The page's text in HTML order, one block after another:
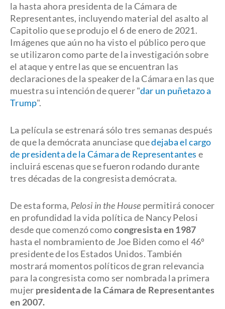
la hasta ahora presidenta de la Cámara de
Representantes, incluyendo material del asalto al
Capitolio que se produjo el 6 de enero de 2021.
Imágenes que aún no ha visto el público pero que
se utilizaron como parte de la investigación sobre
el ataque y entre las que se encuentran las
declaraciones de la speaker de la Cámara en las que
muestra su intención de querer "dar un puñetazo a
Trump".
La película se estrenará sólo tres semanas después
de que la demócrata anunciase quedejaba el cargo
de presidenta de la Cámara de Representantes e
incluirá escenas que se fueron rodando durante
tres décadas de la congresista demócrata.
De esta forma, Pelosi in the House permitirá conocer
en profundidad la vida política de Nancy Pelosi
desde que comenzó comocongresista en 1987
hasta el nombramiento de Joe Biden como el 46º
presidente de los Estados Unidos. También
mostrará momentos políticos de gran relevancia
para la congresista como ser nombrada la primera
mujer presidenta de la Cámara de Representantes
en 2007.